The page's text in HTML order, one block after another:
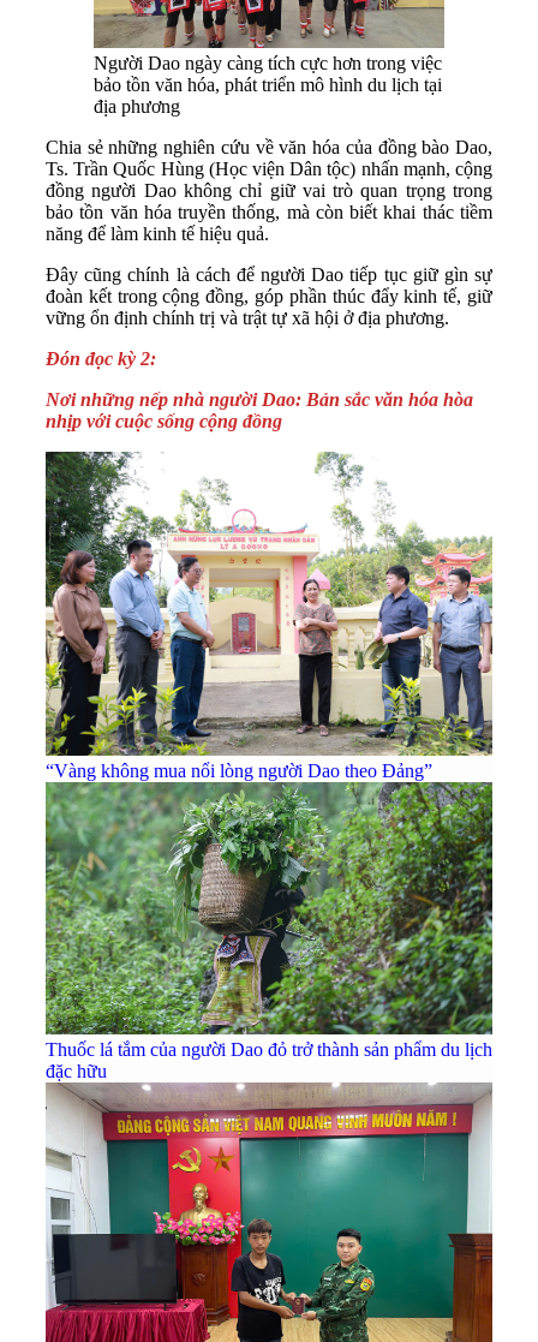
Người Dao ngày càng tích cực hơn trong việc
bảo tồn văn hóa, phát triển mô hình du lịch tại
địa phương
Chia sẻ những nghiên cứu về văn hóa của đồng bào Dao,
Ts. Trần Quốc Hùng (Học viện Dân tộc) nhấn mạnh, cộng
đồng người Dao không chỉ giữ vai trò quan trọng trong
bảo tồn văn hóa truyền thống, mà còn biết khai thác tiềm
năng để làm kinh tế hiệu quả.
Đây cũng chính là cách để người Dao tiếp tục giữ gìn sự
đoàn kết trong cộng đồng, góp phần thúc đẩy kinh tế, giữ
vững ổn định chính trị và trật tự xã hội ở địa phương.
Đón đọc kỳ 2:
Nơi những nếp nhà người Dao: Bản sắc văn hóa hòa
nhịp với cuộc sống cộng đồng
“Vàng không mua nổi lòng người Dao theo Đảng”
Thuốc lá tắm của người Dao đỏ trở thành sản phẩm du lịch
đặc hữu